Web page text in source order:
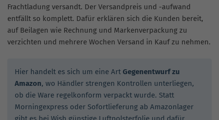
Frachtladung versandt. Der Versandpreis und -aufwand
entfällt so komplett. Dafür erklären sich die Kunden bereit,
auf Beilagen wie Rechnung und Markenverpackung zu
verzichten und mehrere Wochen Versand in Kauf zu nehmen.
Hier handelt es sich um eine Art Gegenentwurf zu
Amazon, wo Händler strengen Kontrollen unterliegen,
ob die Ware regelkonform verpackt wurde. Statt
Morningexpress oder Sofortlieferung ab Amazonlager